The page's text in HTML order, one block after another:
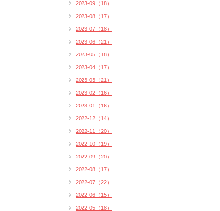
2023-09（18）
2023-08（17）
2023-07（18）
2023-06（21）
2023-05（18）
2023-04（17）
2023-03（21）
2023-02（16）
2023-01（16）
2022-12（14）
2022-11（20）
2022-10（19）
2022-09（20）
2022-08（17）
2022-07（22）
2022-06（15）
2022-05（18）